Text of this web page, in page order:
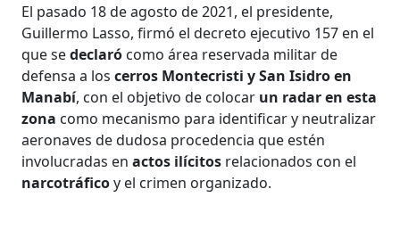
El pasado 18 de agosto de 2021, el presidente,
Guillermo Lasso, firmó el decreto ejecutivo 157 en el
que sedeclaró como área reservada militar de
defensa a loscerros Montecristi y San Isidro en
Manabí, con el objetivo de colocar un radar en esta
zona como mecanismo para identificar y neutralizar
aeronaves de dudosa procedencia que estén
involucradas enactos ilícitos relacionados con el
narcotráficoy el crimen organizado.